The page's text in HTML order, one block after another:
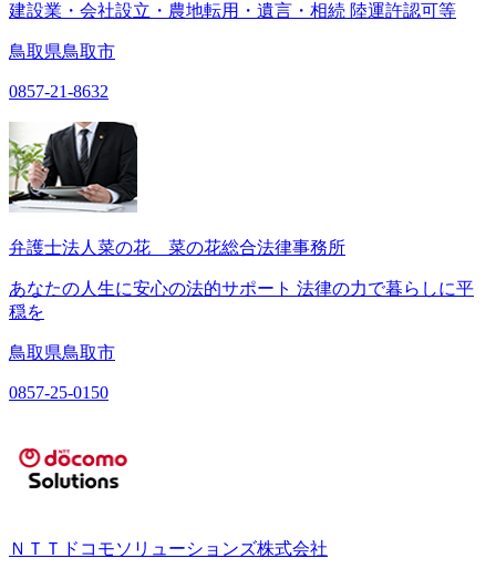
建設業・会社設立・農地転用・遺言・相続 陸運許認可等
鳥取県鳥取市
0857-21-8632
弁護士法人菜の花 菜の花総合法律事務所
あなたの人生に安心の法的サポート 法律の力で暮らしに平
穏を
鳥取県鳥取市
0857-25-0150
ＮＴＴドコモソリューションズ株式会社